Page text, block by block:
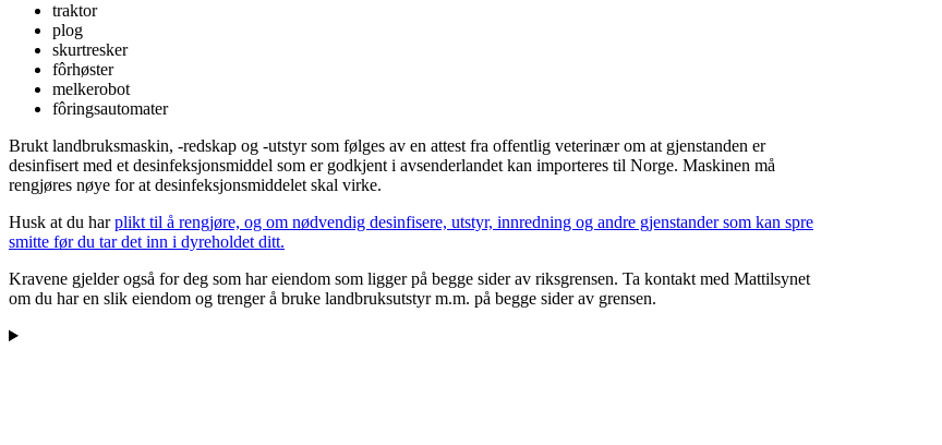
traktor
plog
skurtresker
fôrhøster
melkerobot
fôringsautomater
Brukt landbruksmaskin, -redskap og -utstyr som følges av en attest fra offentlig veterinær om at gjenstanden er
desinfisert med et desinfeksjonsmiddel som er godkjent i avsenderlandet kan importeres til Norge. Maskinen må
rengjøres nøye for at desinfeksjonsmiddelet skal virke.
Husk at du harplikt til å rengjøre, og om nødvendig desinfisere, utstyr, innredning og andre gjenstander som kan spre
smitte før du tar det inn i dyreholdet ditt.
Kravene gjelder også for deg som har eiendom som ligger på begge sider av riksgrensen. Ta kontakt med Mattilsynet
om du har en slik eiendom og trenger å bruke landbruksutstyr m.m. på begge sider av grensen.